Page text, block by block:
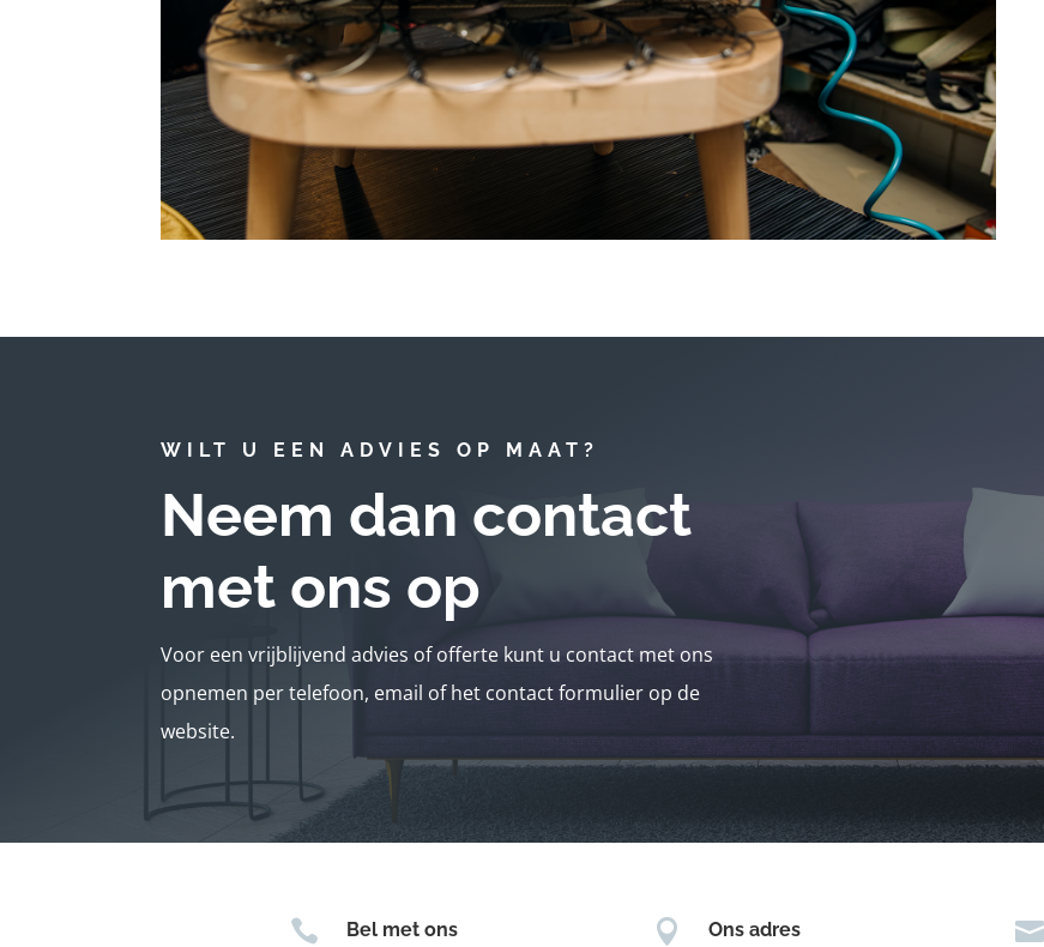
WILT U EEN ADVIES OP MAAT?
Neem dan contact
met ons op
Voor een vrijblijvend advies of offerte kunt u contact met ons
opnemen per telefoon, email of het contact formulier op de
website.
 Bel met ons  Ons adres 